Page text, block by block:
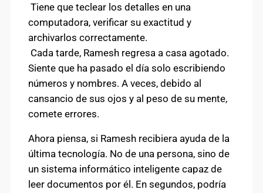
Tiene que teclear los detalles en una
computadora, verificar su exactitud y
archivarlos correctamente.
Cada tarde, Ramesh regresa a casa agotado.
Siente que ha pasado el día solo escribiendo
números y nombres. A veces, debido al
cansancio de sus ojos y al peso de su mente,
comete errores.
Ahora piensa, si Ramesh recibiera ayuda de la
última tecnología. No de una persona, sino de
un sistema informático inteligente capaz de
leer documentos por él. En segundos, podría